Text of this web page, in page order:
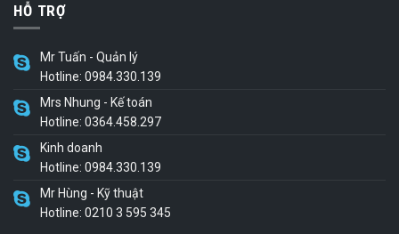
HỖ TRỢ
Mr Tuấn - Quản lý
Hotline: 0984.330.139
Mrs Nhung - Kế toán
Hotline: 0364.458.297
Kinh doanh
Hotline: 0984.330.139
Mr Hùng - Kỹ thuật
Hotline: 0210 3 595 345